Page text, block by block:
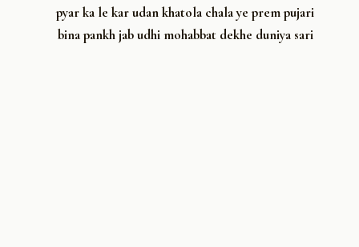
pyar ka le kar udan khatola chala ye prem pujari
bina pankh jab udhi mohabbat dekhe duniya sari